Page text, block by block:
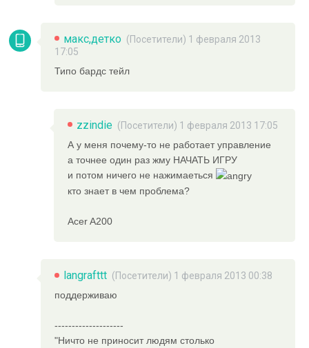
макс,детко (Посетители) 1 февраля 2013
17:05
Типо бардс тейл
zzindie (Посетители) 1 февраля 2013 17:05
А у меня почему-то не работает управление
а точнее один раз жму НАЧАТЬ ИГРУ
и потом ничего не нажимаеться
кто знает в чем проблема?
Acer A200
langrafttt (Посетители) 1 февраля 2013 00:38
поддерживаю
--------------------
"Ничто не приносит людям столько